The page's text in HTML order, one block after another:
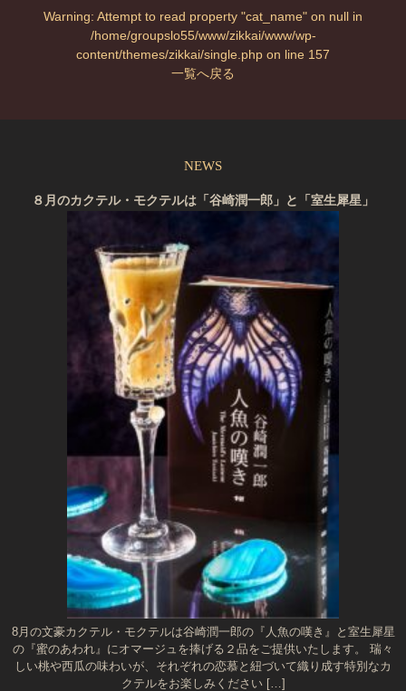
Warning: Attempt to read property "cat_name" on null in
/home/groupslo55/www/zikkai/www/wp-
content/themes/zikkai/single.php on line 157
一覧へ戻る
NEWS
８月のカクテル・モクテルは「谷崎潤一郎」と「室生犀星」
8月の文豪カクテル・モクテルは谷崎潤一郎の『人魚の嘆き』と室生犀星
の『蜜のあわれ』にオマージュを捧げる２品をご提供いたします。 瑞々
しい桃や西瓜の味わいが、それぞれの恋慕と紐づいて織り成す特別なカ
クテルをお楽しみください […]